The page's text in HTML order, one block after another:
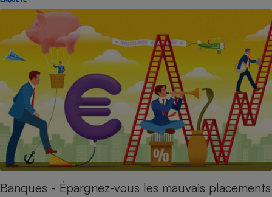
Banques - Épargnez-vous les mauvais placements